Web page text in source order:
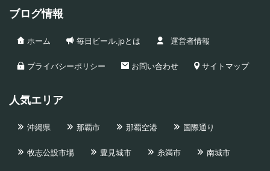
ブログ情報
ホーム 毎日ビール.jpとは 運営者情報
プライバシーポリシー お問い合わせ サイトマップ
人気エリア
沖縄県 那覇市 那覇空港 国際通り
牧志公設市場 豊見城市 糸満市 南城市